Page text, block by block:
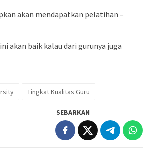
akan mendapatkan pelatihan –
akan baik kalau dari gurunya juga
Tingkat Kualitas Guru
SEBARKAN